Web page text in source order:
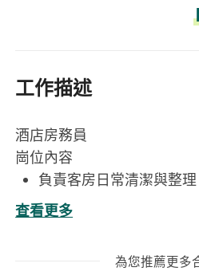
工作描述
酒店房務員
崗位內容
負責客房日常清潔與整
消毒、吸塵及補充客用品
符合酒店衛生標準
協同工程及前線部門處
查看更多
為您推薦更多